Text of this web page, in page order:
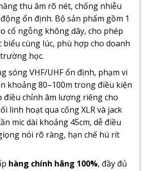
thu âm rõ nét, chống nhiễu
ổn định. Bộ sản phẩm gồm 1
cổ ngỗng không dây, cho phép
cùng lúc, phù hợp cho doanh
học.
sóng VHF/UHF ổn định, phạm vi
khoảng 80–100m trong điều kiện
điều chỉnh âm lượng riêng cho
linh hoạt qua cổng XLR và jack
mic dài khoảng 45cm, dễ điều
nói rõ ràng, hạn chế hú rít
hàng chính hãng 100%, đầy đủ